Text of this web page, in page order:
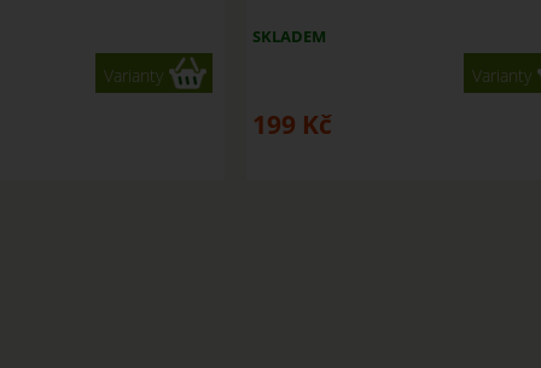
Varianty
SKLADEM
Varianty
199 Kč